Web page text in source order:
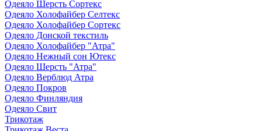
Одеяло Шерсть Сортекс
Одеяло Холофайбер Селтекс
Одеяло Холофайбер Сортекс
Одеяло Донской текстиль
Одеяло Холофайбер "Атра"
Одеяло Нежный сон Ютекс
Одеяло Шерсть "Атра"
Одеяло Верблюд Атра
Одеяло Покров
Одеяло Финляндия
Одеяло Свит
Трикотаж